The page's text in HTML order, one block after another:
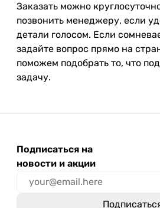
Заказать можно
позвонить менеджеру, если
детали голосом. Если
задайте вопрос прямо на
поможем подобрать то, что
задачу.
Подписаться на
новости и акции